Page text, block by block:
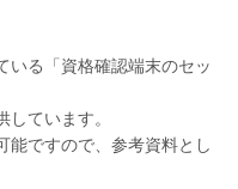
いる「資格確認端末のセッ
ています。
能ですので、参考資料とし